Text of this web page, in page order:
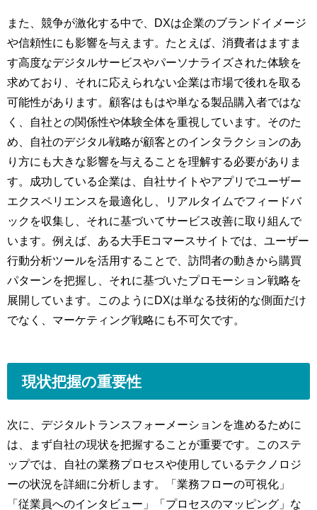
また、競争が激化する中で、DXは企業のブランドイメージ
や信頼性にも影響を与えます。たとえば、消費者はますま
す高度なデジタルサービスやパーソナライズされた体験を
求めており、それに応えられない企業は市場で後れを取る
可能性があります。顧客はもはや単なる製品購入者ではな
く、自社との関係性や体験全体を重視しています。そのた
め、自社のデジタル戦略が顧客とのインタラクションのあ
り方にも大きな影響を与えることを理解する必要がありま
す。成功している企業は、自社サイトやアプリでユーザー
エクスペリエンスを最適化し、リアルタイムでフィードバ
ックを収集し、それに基づいてサービス改善に取り組んで
います。例えば、ある大手Eコマースサイトでは、ユーザー
行動分析ツールを活用することで、訪問者の動きから購買
パターンを把握し、それに基づいたプロモーション戦略を
展開しています。このようにDXは単なる技術的な側面だけ
でなく、マーケティング戦略にも不可欠です。
現状把握の重要性
次に、デジタルトランスフォーメーションを進めるために
は、まず自社の現状を把握することが重要です。このステ
ップでは、自社の業務プロセスや使用しているテクノロジ
ーの状況を詳細に分析します。「業務フローの可視化」
「従業員へのインタビュー」「プロセスのマッピング」な